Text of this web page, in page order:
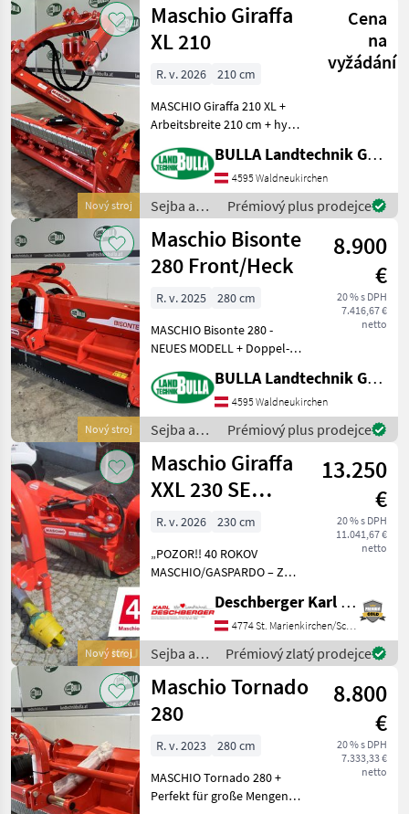
o plodinu
/ Maschio
Nový stroj
Maschio Giraffa
XL 210
Cena
na
vyžádání
R. v. 2026
210 cm
MASCHIO Giraffa 210 XL +
Arbeitsbreite 210 cm + hydr.
Neigungsverstellung +
Dreipunktbock mit
integriertem Anfahrschutz +
hydr. Neigungsv
BULLA Landtechnik GmbH
4595 Waldneukirchen
Sejba a
starostlivosť
o plodinu
/ Maschio
Prémiový plus prodejce
Nový stroj
Maschio Bisonte
280 Front/Heck
8.900
€
20 % s DPH
7.416,67 €
netto
R. v. 2025
280 cm
MASCHIO Bisonte 280 -
NEUES MODELL + Doppel-
(Front- und Heckanbau) mit
hydraulischer Verschiebung
ca. 400 mm + Getriebe 1.000
UpM mit integri
BULLA Landtechnik GmbH
4595 Waldneukirchen
Sejba a
starostlivosť
o plodinu
/ Maschio
Prémiový plus prodejce
Nový stroj
Maschio Giraffa
XXL 230 SE
mulčovač
13.250
€
20 % s DPH
11.041,67 €
netto
R. v. 2026
230 cm
„POZOR!! 40 ROKOV
MASCHIO/GASPARDO – Z
ZRAZÍ JUBILEJNÝ BONUS
SPOLU S BALÍČKOM
OPOTREBENÝCH DIELOV!“
Mulčovač Maschio Giraffa
XXL 230 SE pre tr
Deschberger Karl Landtechnik GesmbH & Co KG
4774 St. Marienkirchen/Schärding
Sejba a
starostlivosť
o plodinu
/ Maschio
Prémiový zlatý prodejce
Maschio Tornado
280
8.800
€
20 % s DPH
7.333,33 €
netto
R. v. 2023
280 cm
MASCHIO Tornado 280 +
Perfekt für große Mengen